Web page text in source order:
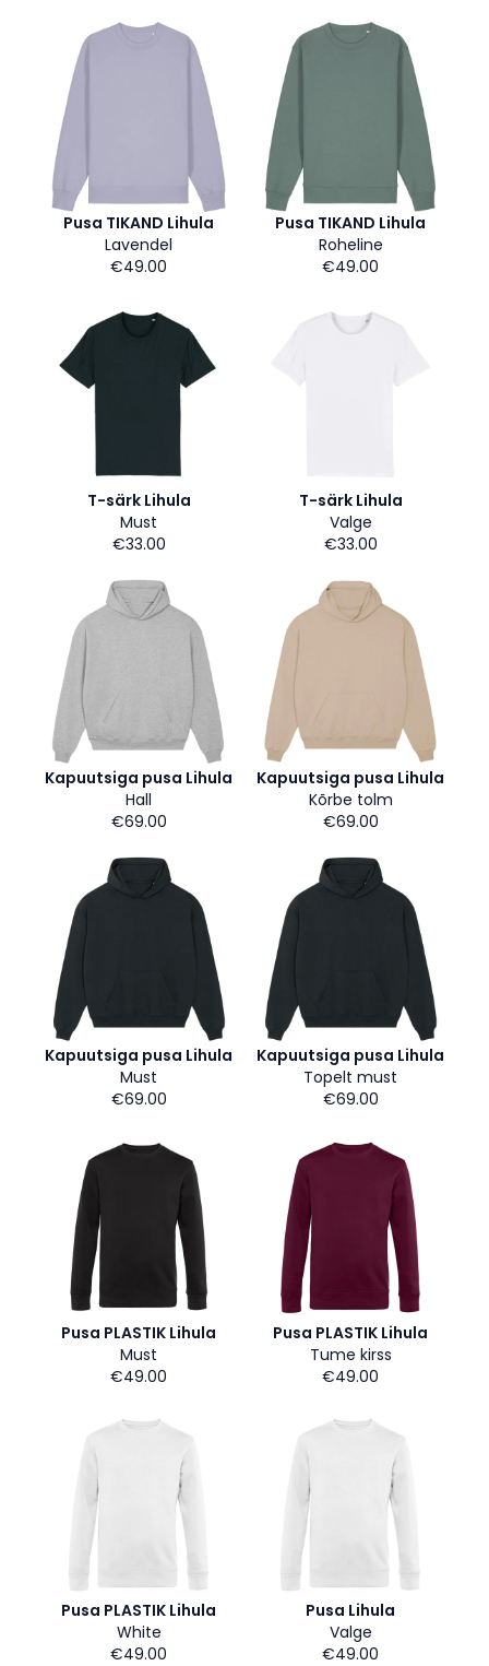
Pusa TIKAND Lihula
Lavendel
€49.00
Pusa TIKAND Lihula
Roheline
€49.00
T-särk Lihula
Must
€33.00
T-särk Lihula
Valge
€33.00
Kapuutsiga pusa Lihula
Hall
€69.00
Kapuutsiga pusa Lihula
Kõrbe tolm
€69.00
Kapuutsiga pusa Lihula
Must
€69.00
Kapuutsiga pusa Lihula
Topelt must
€69.00
Pusa PLASTIK Lihula
Must
€49.00
Pusa PLASTIK Lihula
Tume kirss
€49.00
Pusa PLASTIK Lihula
White
€49.00
Pusa Lihula
Valge
€49.00